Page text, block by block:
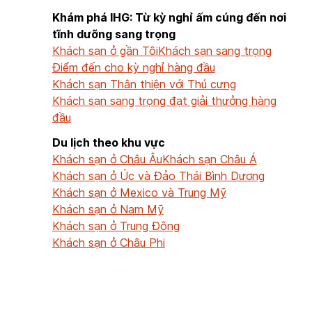
Khám phá IHG: Từ kỳ nghỉ ấm cúng đến nơi
tĩnh dưỡng sang trọng
Khách sạn ở gần TôiKhách sạn sang trọng
Điểm đến cho kỳ nghỉ hàng đầu
Khách sạn Thân thiện với Thú cưng
Khách sạn sang trọng đạt giải thưởng hàng
đầu
Du lịch theo khu vực
Khách sạn ở Châu ÂuKhách sạn Châu Á
Khách sạn ở Úc và Đảo Thái Bình Dương
Khách sạn ở Mexico và Trung Mỹ
Khách sạn ở Nam Mỹ
Khách sạn ở Trung Đông
Khách sạn ở Châu Phi